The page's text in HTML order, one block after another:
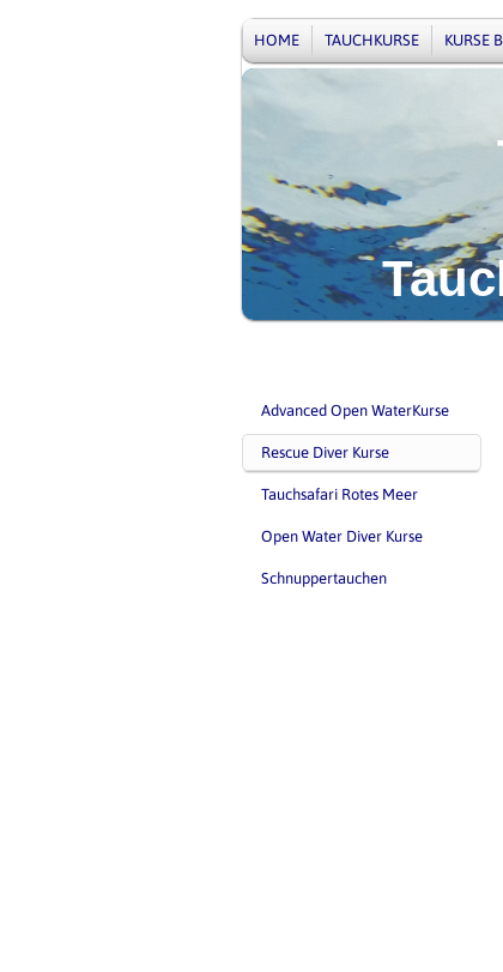
HOME TAUCHKURSE KURSE
Advanced Open WaterKurse
Rescue Diver Kurse
Tauchsafari Rotes Meer
Open Water Diver Kurse
Schnuppertauchen